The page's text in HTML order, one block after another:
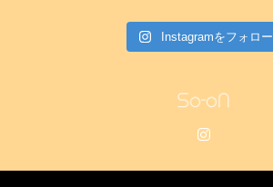
Instagramをフォロー